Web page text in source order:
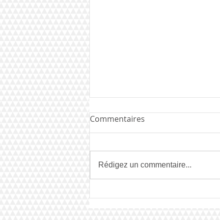
Commentaires
Rédigez un commentaire...